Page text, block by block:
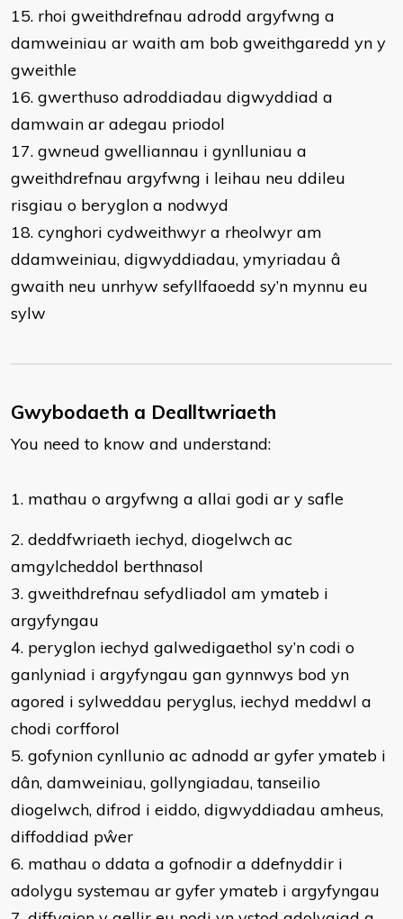
15. rhoi gweithdrefnau adrodd argyfwng a
damweiniau ar waith am bob gweithgaredd yn y
gweithle
16. gwerthuso adroddiadau digwyddiad a
damwain ar adegau priodol
17. gwneud gwelliannau i gynlluniau a
gweithdrefnau argyfwng i leihau neu ddileu
risgiau o beryglon a nodwyd
18. cynghori cydweithwyr a rheolwyr am
ddamweiniau, digwyddiadau, ymyriadau â
gwaith neu unrhyw sefyllfaoedd sy’n mynnu eu
sylw
Gwybodaeth a Dealltwriaeth
You need to know and understand:
​1. mathau o argyfwng a allai godi ar y safle
2. deddfwriaeth iechyd, diogelwch ac
amgylcheddol berthnasol
3. gweithdrefnau sefydliadol am ymateb i
argyfyngau
4. peryglon iechyd galwedigaethol sy’n codi o
ganlyniad i argyfyngau gan gynnwys bod yn
agored i sylweddau peryglus, iechyd meddwl a
chodi corfforol
5. gofynion cynllunio ac adnodd ar gyfer ymateb i
dân, damweiniau, gollyngiadau, tanseilio
diogelwch, difrod i eiddo, digwyddiadau amheus,
diffoddiad pŵer
6. mathau o ddata a gofnodir a ddefnyddir i
adolygu systemau ar gyfer ymateb i argyfyngau